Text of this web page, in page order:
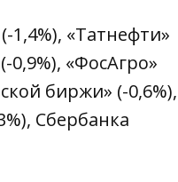
1,4%), «Татнефти»
0,9%), «ФосАгро»
биржи» (-0,6%),
Сбербанка